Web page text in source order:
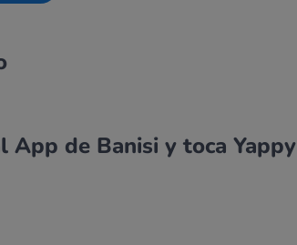
App de Banisi y toca Yappy